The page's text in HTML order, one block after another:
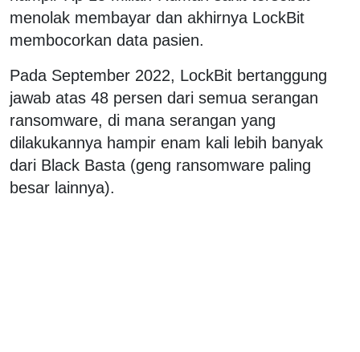
menolak membayar dan akhirnya LockBit
membocorkan data pasien.
Pada September 2022, LockBit bertanggung
jawab atas 48 persen dari semua serangan
ransomware, di mana serangan yang
dilakukannya hampir enam kali lebih banyak
dari Black Basta (geng ransomware paling
besar lainnya).